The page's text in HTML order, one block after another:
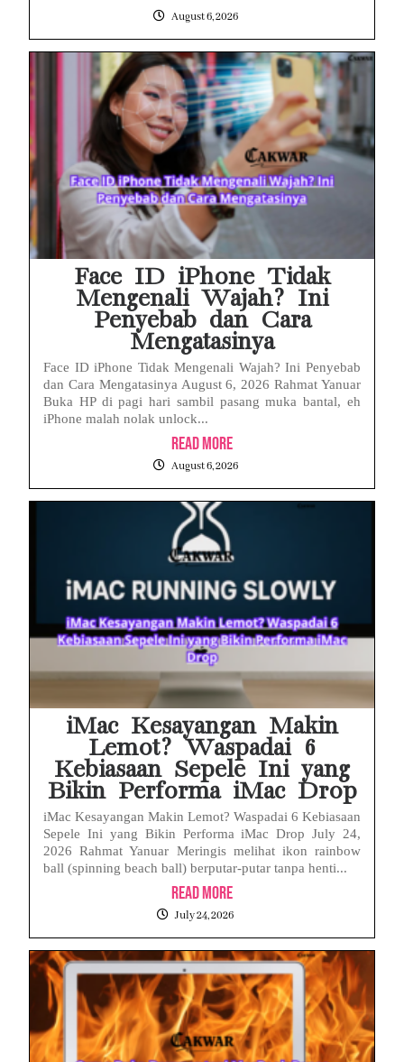
August 6, 2026
Face ID iPhone Tidak
Mengenali Wajah? Ini
Penyebab dan Cara
Mengatasinya
Face ID iPhone Tidak Mengenali Wajah? Ini Penyebab
dan Cara Mengatasinya August 6, 2026 Rahmat Yanuar
Buka HP di pagi hari sambil pasang muka bantal, eh
iPhone malah nolak unlock...
Read More
August 6, 2026
iMac Kesayangan Makin
Lemot? Waspadai 6
Kebiasaan Sepele Ini yang
Bikin Performa iMac Drop
iMac Kesayangan Makin Lemot? Waspadai 6 Kebiasaan
Sepele Ini yang Bikin Performa iMac Drop July 24,
2026 Rahmat Yanuar Meringis melihat ikon rainbow
ball (spinning beach ball) berputar-putar tanpa henti...
Read More
July 24, 2026